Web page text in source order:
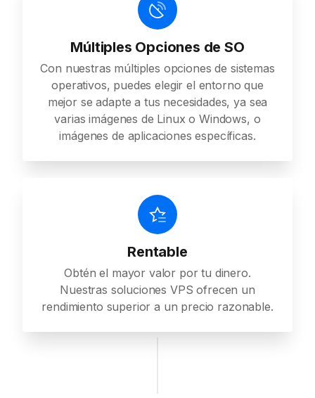
Múltiples Opciones de SO
Con nuestras múltiples opciones de sistemas
operativos, puedes elegir el entorno que
mejor se adapte a tus necesidades, ya sea
varias imágenes de Linux o Windows, o
imágenes de aplicaciones específicas.
Rentable
Obtén el mayor valor por tu dinero.
Nuestras soluciones VPS ofrecen un
rendimiento superior a un precio razonable.